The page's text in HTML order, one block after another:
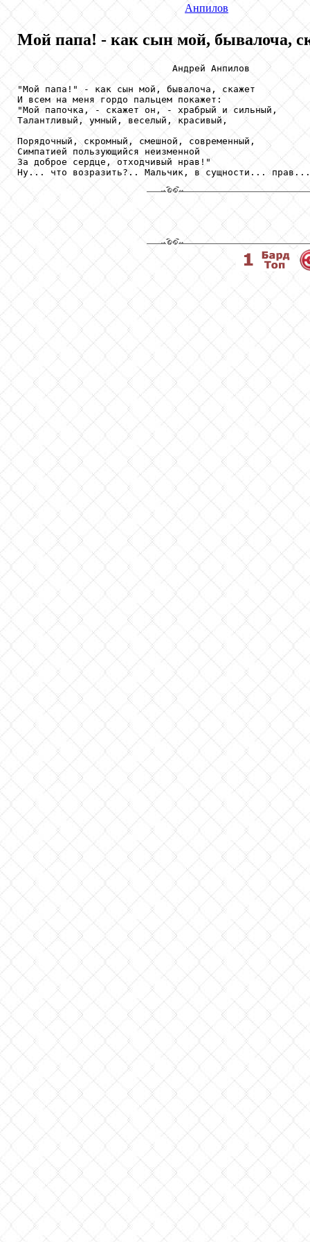
Анпилов
Мой папа! - как сын мой, бывалоча,
                            Андрей Анпилов
"Мой папа!" - как сын мой, бывалоча, скажет
И всем на меня гордо пальцем покажет:
"Мой папочка, - скажет он, - храбрый и сильный,
Талантливый, умный, веселый, красивый,
Порядочный, скромный, смешной, современный,
Симпатией пользующийся неизменной
За доброе сердце, отходчивый нрав!"
Ну... что возразить?.. Мальчик, в сущности... прав...